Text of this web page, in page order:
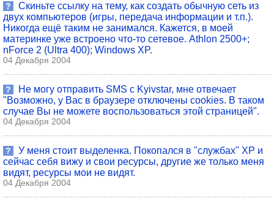
?
Скиньте ссылку на тему, как создать обычную сеть из
двух компьютеров (игры, передача информации и т.п.).
Никогда ещё таким не занимался. Кажется, в моей
материнке уже встроено что-то сетевое. Athlon 2500+;
nForce 2 (Ultra 400); Windows XP.
04 Декабря 2004
?
Не могу отправить SMS с Kyivstar, мне отвечает
"Возможно, у Вас в браузере отключены cookies. В таком
случае Вы не можете воспользоваться этой страницей".
04 Декабря 2004
?
У меня стоит выделенка. Покопался в "службах" XP и
сейчас себя вижу и свои ресурсы, другие же только меня
видят, ресурсы мои не видят.
04 Декабря 2004